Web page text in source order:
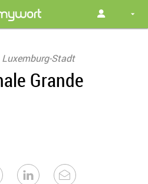
Luxemburg-Stadt
Grande